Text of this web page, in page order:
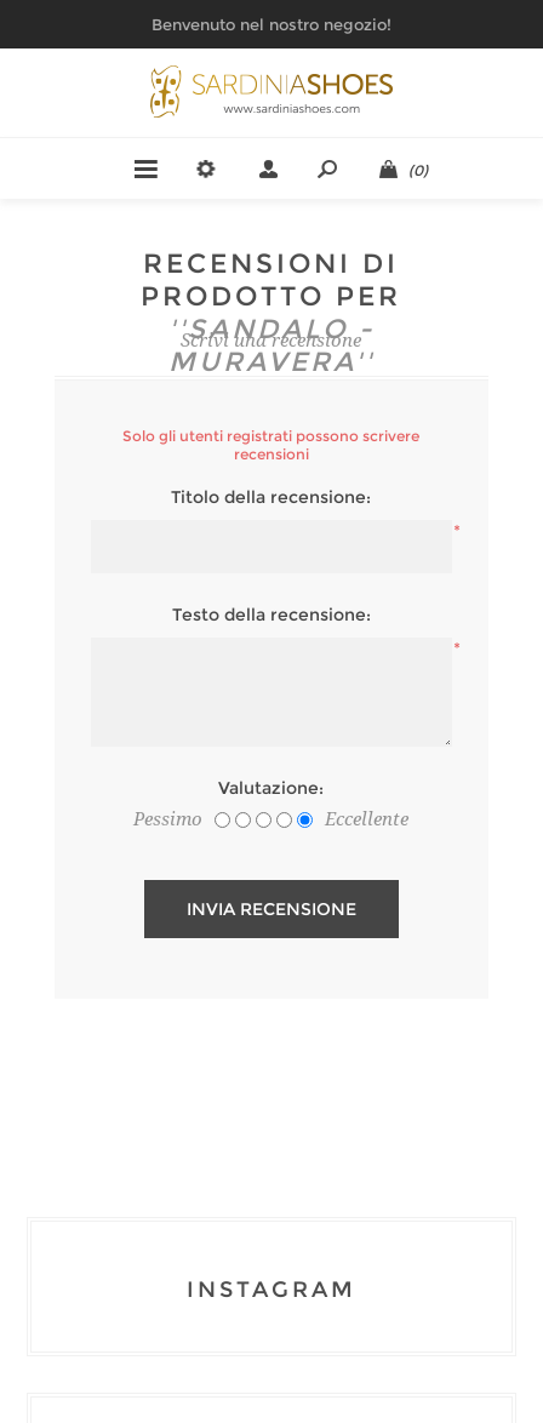
Benvenuto nel nostro negozio!
(0)
RECENSIONI DI
PRODOTTO PER
SANDALO -
MURAVERA
Scrivi una recensione
Solo gli utenti registrati possono scrivere
recensioni
Titolo della recensione:
*
Testo della recensione:
*
Valutazione:
Pessimo
Eccellente
INSTAGRAM